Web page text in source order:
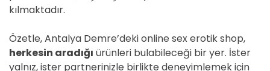
kılmaktadır.
Özetle, Antalya Demre’deki online sex erotik shop,
herkesin aradığı ürünleri bulabileceği bir yer. İster
yalnız, ister partnerinizle birlikte deneyimlemek için